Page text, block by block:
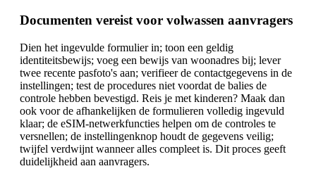
Documenten vereist voor volwassen aanvragers
Dien het ingevulde formulier in; toon een geldig
identiteitsbewijs; voeg een bewijs van woonadres bij; lever
twee recente pasfoto's aan; verifieer de contactgegevens in de
instellingen; test de procedures niet voordat de balies de
controle hebben bevestigd. Reis je met kinderen? Maak dan
ook voor de afhankelijken de formulieren volledig ingevuld
klaar; de eSIM-netwerkfuncties helpen om de controles te
versnellen; de instellingenknop houdt de gegevens veilig;
twijfel verdwijnt wanneer alles compleet is. Dit proces geeft
duidelijkheid aan aanvragers.